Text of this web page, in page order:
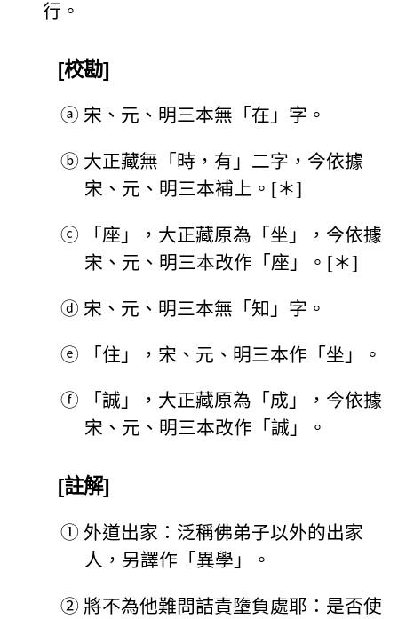
行。
[校勘]
ⓐ 宋、元、明三本無「在」字。
ⓑ 大正藏無「時，有」二字，今依據
宋、元、明三本補上。[＊]
ⓒ
「座」，大正藏原為「坐」，今依據
宋、元、明三本改作「座」。[＊]
ⓓ 宋、元、明三本無「知」字。
ⓔ 「住」，宋、元、明三本作「坐」。
ⓕ
「誠」，大正藏原為「成」，今依據
宋、元、明三本改作「誠」。
[註解]
① 外道出家：泛稱佛弟子以外的出家
人，另譯作「異學」。
② 將不為他難問詰責墮負處耶：是否使